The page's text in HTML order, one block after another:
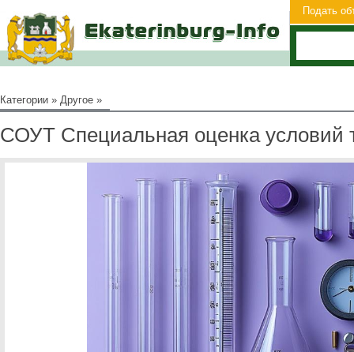
Подать
Категории » Другое »
СОУТ Специальная оценка условий